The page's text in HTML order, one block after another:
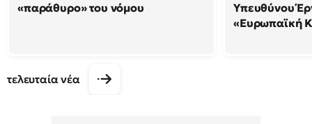
«παράθυρο» του νόμου
Υπευθύνου
«Ευρωπαϊκή
τελευταία νέα